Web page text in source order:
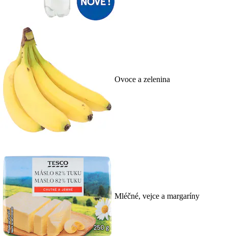
Ovoce a zelenina
Mléčné, vejce a margaríny